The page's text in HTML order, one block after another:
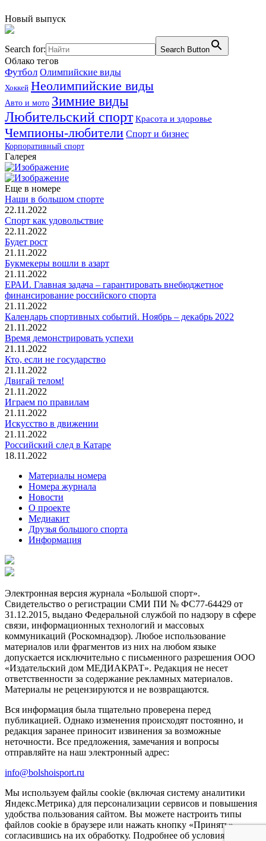
Новый выпуск
Search for: Search Button
Облако тегов
Футбол Олимпийские виды
Хоккей Неолимпийские виды
Авто и мото Зимние виды
Любительский спорт Красота и здоровье
Чемпионы-любители Спорт и бизнес
Корпоративный спорт
Галерея
Еще в номере
Наши в большом спорте
22.11.2022
Спорт как удовольствие
22.11.2022
Будет рост
21.11.2022
Букмекеры вошли в азарт
21.11.2022
ЕРАИ. Главная задача – гарантировать внебюджетное
финансирование российского спорта
21.11.2022
Календарь спортивных событий. Ноябрь – декабрь 2022
21.11.2022
Время демонстрировать успехи
21.11.2022
Кто, если не государство
21.11.2022
Двигай телом!
21.11.2022
Играем по правилам
21.11.2022
Искусство в движении
21.11.2022
Российский след в Катаре
18.11.2022
Материалы номера
Номера журнала
Новости
О проекте
Медиакит
Друзья большого спорта
Информация
Электронная версия журнала «Большой спорт».
Свидетельство о регистрации СМИ ПИ № ФС77-64429 от
31.12.2015, выдано Федеральной службой по надзору в сфере
связи, информационных технологий и массовых
коммуникаций (Роскомнадзор). Любое использование
материалов или фрагментов из них на любом языке
допускается исключительно с письменного разрешения ООО
«Издательский дом МЕДИАКРАТ». Редакция не несет
ответственности за содержание рекламных материалов.
Материалы не рецензируются и не возвращаются.
Вся информация была тщательно проверена перед
публикацией. Однако изменения происходят постоянно, и
редакция заранее приносит извинения за возможные
неточности. Все предложения, замечания и вопросы
отправляйте на наш электронный адрес:
info@bolshoisport.ru
Мы используем файлы cookie (включая систему аналитики
Яндекс.Метрика) для персонализации сервисов и повышения
удобства пользования сайтом. Вы можете настроить типы
файлов cookie в браузере или нажать кнопку «Принять»,
согласившись на их обработку. Подробнее об условиях в